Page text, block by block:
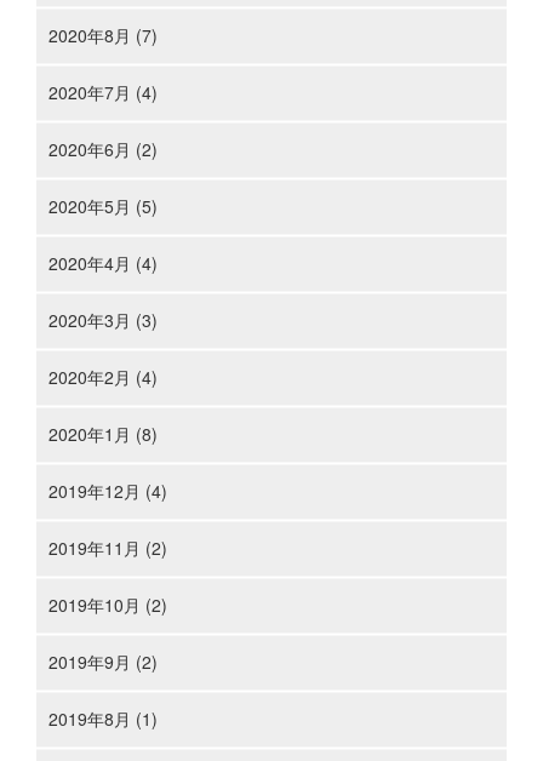
2020年8月 (7)
2020年7月 (4)
2020年6月 (2)
2020年5月 (5)
2020年4月 (4)
2020年3月 (3)
2020年2月 (4)
2020年1月 (8)
2019年12月 (4)
2019年11月 (2)
2019年10月 (2)
2019年9月 (2)
2019年8月 (1)